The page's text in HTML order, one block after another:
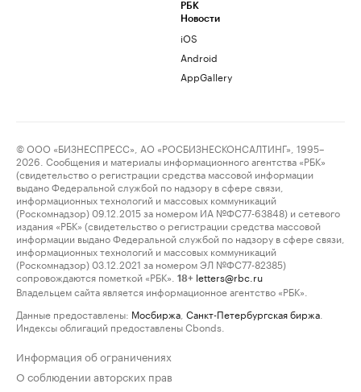
РБК
Новости
iOS
Android
AppGallery
© ООО «БИЗНЕСПРЕСС», АО «РОСБИЗНЕСКОНСАЛТИНГ», 1995–
2026. Сообщения и материалы информационного агентства «РБК»
(свидетельство о регистрации средства массовой информации
выдано Федеральной службой по надзору в сфере связи,
информационных технологий и массовых коммуникаций
(Роскомнадзор) 09.12.2015 за номером ИА №ФС77-63848) и сетевого
издания «РБК» (свидетельство о регистрации средства массовой
информации выдано Федеральной службой по надзору в сфере связи,
информационных технологий и массовых коммуникаций
(Роскомнадзор) 03.12.2021 за номером ЭЛ №ФС77-82385)
сопровождаются пометкой «РБК».
18+ letters@rbc.ru
Владельцем сайта является информационное агентство «РБК».
Данные предоставлены: Мосбиржа Санкт-Петербургская биржа
Индексы облигаций предоставлены Cbonds.
Информация об ограничениях
О соблюдении авторских прав